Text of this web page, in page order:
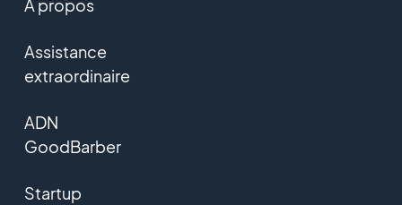
A propos
Assistance
extraordinaire
ADN
GoodBarber
Startup